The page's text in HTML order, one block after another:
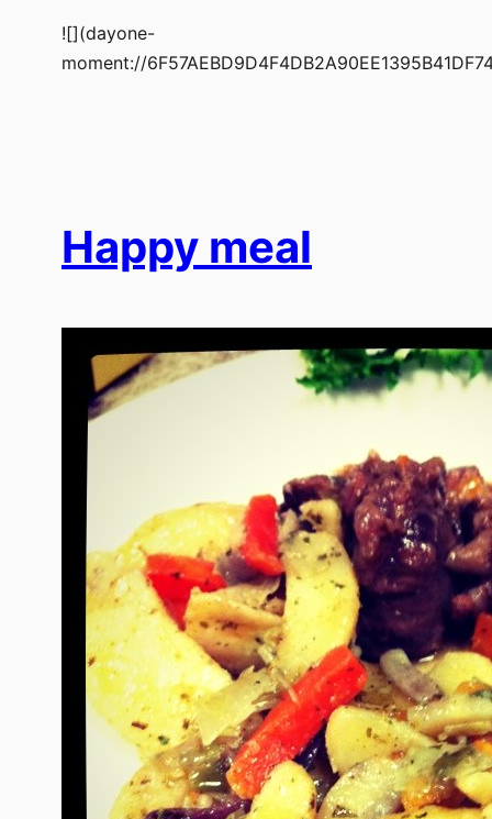
![](dayone-
moment://
Happy meal